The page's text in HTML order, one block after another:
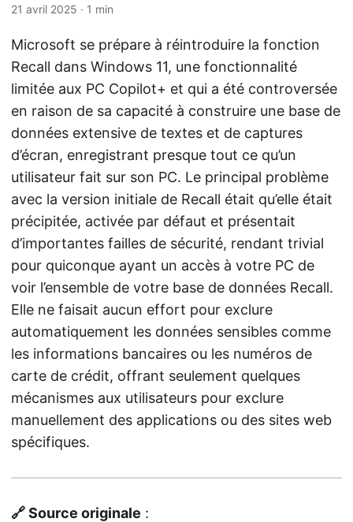
21 avril 2025 · 1 min
Microsoft se prépare à réintroduire la fonction
Recall dans Windows 11, une fonctionnalité
limitée aux PC Copilot+ et qui a été controversée
en raison de sa capacité à construire une base de
données extensive de textes et de captures
d’écran, enregistrant presque tout ce qu’un
utilisateur fait sur son PC. Le principal problème
avec la version initiale de Recall était qu’elle était
précipitée, activée par défaut et présentait
d’importantes failles de sécurité, rendant trivial
pour quiconque ayant un accès à votre PC de
voir l’ensemble de votre base de données Recall.
Elle ne faisait aucun effort pour exclure
automatiquement les données sensibles comme
les informations bancaires ou les numéros de
carte de crédit, offrant seulement quelques
mécanismes aux utilisateurs pour exclure
manuellement des applications ou des sites web
spécifiques.
🔗 Source originale :